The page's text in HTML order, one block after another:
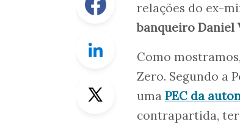
Twitter
relações do ex-
banqueiro Daniel
Como
Zero. Segundo a
uma PEC da
contrapartida,